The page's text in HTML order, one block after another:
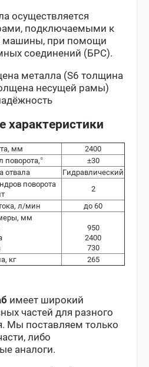
осуществляется
подключаемыми к
машины, при помощи
соединений (БРС).
металла (S6 толщина
несущей рамы)
характеристики
мм
2400
±30
отвала
Гидравлический
поворота
2
л/мин
до 60
мм
950
2400
730
кг
265
имеет широкий
частей для разного
Мы поставляем только
либо
аналоги.